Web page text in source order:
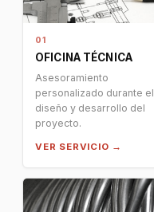
01
OFICINA TÉCNICA
Asesoramiento
personalizado durante el
diseño y desarrollo del
proyecto.
VER SERVICIO →